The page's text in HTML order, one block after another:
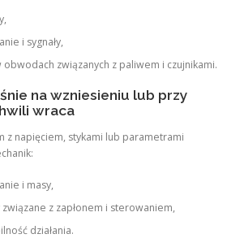
i sygnały,
obwodach związanych z paliwem i czujnikami.
na wzniesieniu lub przy
wraca
z napięciem, stykami lub parametrami
i masy,
związane z zapłonem i sterowaniem,
działania.